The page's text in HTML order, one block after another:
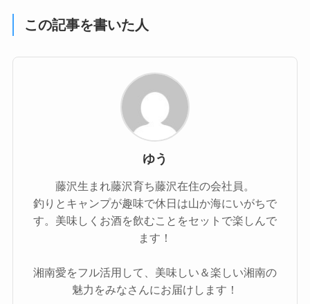
この記事を書いた人
ゆう
藤沢生まれ藤沢育ち藤沢在住の会社員。
釣りとキャンプが趣味で休日は山か海にいがちで
す。美味しくお酒を飲むことをセットで楽しんで
ます！
湘南愛をフル活用して、美味しい＆楽しい湘南の
魅力をみなさんにお届けします！